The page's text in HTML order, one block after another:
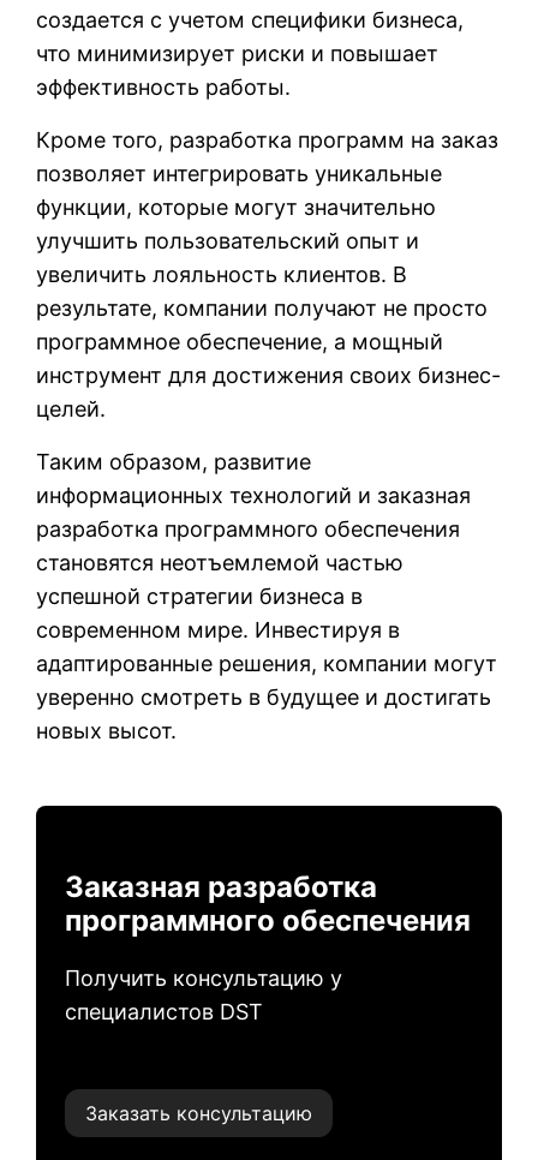
создается с учетом специфики бизнеса,
что минимизирует риски и повышает
эффективность работы.
Кроме того, разработка программ на заказ
позволяет интегрировать уникальные
функции, которые могут значительно
улучшить пользовательский опыт и
увеличить лояльность клиентов. В
результате, компании получают не просто
программное обеспечение, а мощный
инструмент для достижения своих бизнес-
целей.
Таким образом, развитие
информационных технологий и заказная
разработка программного обеспечения
становятся неотъемлемой частью
успешной стратегии бизнеса в
современном мире. Инвестируя в
адаптированные решения, компании могут
уверенно смотреть в будущее и достигать
новых высот.
Заказная разработка
программного обеспечения
Получить консультацию у
специалистов DST
Заказать консультацию